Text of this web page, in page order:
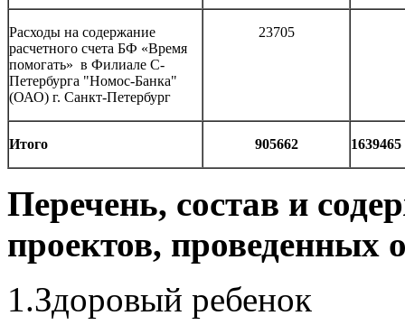
Расходы на содержание
расчетного счета БФ «Время
помогать» в Филиале С-
Петербурга "Номос-Банка"
(ОАО) г. Санкт-Петербург
23705
Итого 905662 1639465
Перечень, состав и
проектов, проведенных
1.Здоровый ребенок